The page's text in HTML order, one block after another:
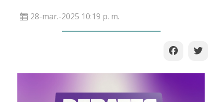
28-mar.-2025 10:19 p. m.